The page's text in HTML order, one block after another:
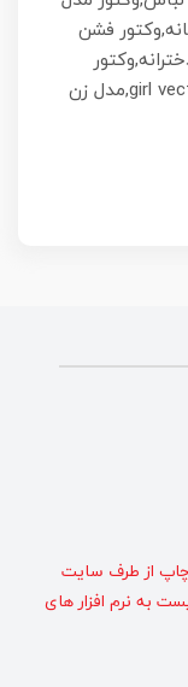
فشن
مدلینگ,طرح وکتور نقاشی دختر زیبا , girl vector,مدل زن
از طرف سایت
به نرم افزار های